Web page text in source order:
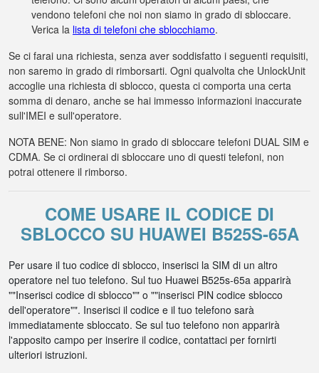
vendono telefoni che noi non siamo in grado di sbloccare.
Verica la lista di telefoni che sblocchiamo.
Se ci farai una richiesta, senza aver soddisfatto i seguenti requisiti,
non saremo in grado di rimborsarti. Ogni qualvolta che UnlockUnit
accoglie una richiesta di sblocco, questa ci comporta una certa
somma di denaro, anche se hai immesso informazioni inaccurate
sull'IMEI e sull'operatore.
NOTA BENE: Non siamo in grado di sbloccare telefoni DUAL SIM e
CDMA. Se ci ordinerai di sbloccare uno di questi telefoni, non
potrai ottenere il rimborso.
COME USARE IL CODICE DI
SBLOCCO SU HUAWEI B525S-65A
Per usare il tuo codice di sblocco, inserisci la SIM di un altro
operatore nel tuo telefono. Sul tuo Huawei B525s-65a apparirà
""Inserisci codice di sblocco"" o ""inserisci PIN codice sblocco
dell'operatore"". Inserisci il codice e il tuo telefono sarà
immediatamente sbloccato. Se sul tuo telefono non apparirà
l'apposito campo per inserire il codice, contattaci per fornirti
ulteriori istruzioni.